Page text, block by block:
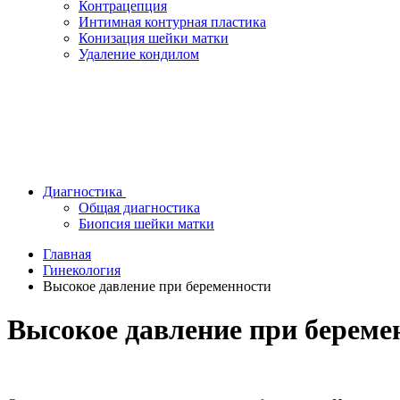
Контрацепция
Интимная контурная пластика
Конизация шейки матки
Удаление кондилом
Диагностика
Общая диагностика
Биопсия шейки матки
Главная
Гинекология
Высокое давление при беременности
Высокое давление при